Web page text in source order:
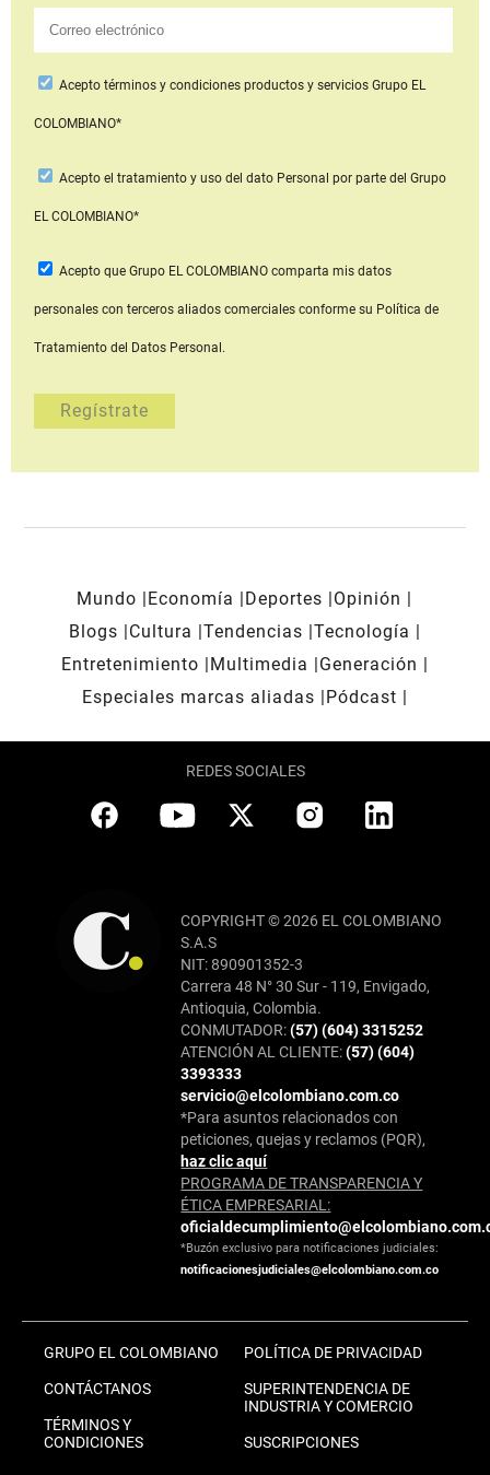
Aceptotérminos y condiciones productos y serviciosGrupo EL
COLOMBIANO*
Acepto el tratamiento y uso del dato Personal por parte del Grupo
EL COLOMBIANO*
Acepto que Grupo EL COLOMBIANOcomparta mis datos
personales con terceros aliados comerciales conforme su Política de
Tratamiento del Datos Personal.
Mundo Economía Deportes
Opinión
Blogs
Cultura Tendencias Tecnología
Entretenimiento
Multimedia
Generación
Especiales marcas aliadas
Pódcast
REDES SOCIALES
COPYRIGHT © 2026 EL COLOMBIANO
S.A.S
NIT: 890901352-3
Carrera 48 N° 30 Sur - 119, Envigado,
Antioquia, Colombia.
CONMUTADOR:(57) (604) 3315252
ATENCIÓN AL CLIENTE:(57) (604)
3393333
servicio@elcolombiano.com.co
*Para asuntos relacionados con
peticiones, quejas y reclamos (PQR),
haz clic aquí
PROGRAMA DE TRANSPARENCIA Y
ÉTICA EMPRESARIAL:
*Buzón exclusivo para notificaciones judiciales:
notificacionesjudiciales@elcolombiano.com.co
GRUPO EL COLOMBIANO
CONTÁCTANOS
TÉRMINOS Y
CONDICIONES
POLÍTICA DE PRIVACIDAD
SUPERINTENDENCIA DE
INDUSTRIA Y COMERCIO
SUSCRIPCIONES